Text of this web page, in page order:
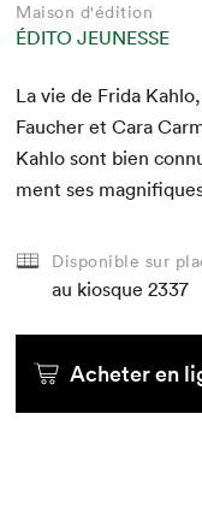
Maison d'édition
ÉDITO JEUNESSE
La vie de Fri­da
Fauch­er et Cara
Kahlo sont bien
ment ses
Disponible sur
au kiosque 2337
Acheter en